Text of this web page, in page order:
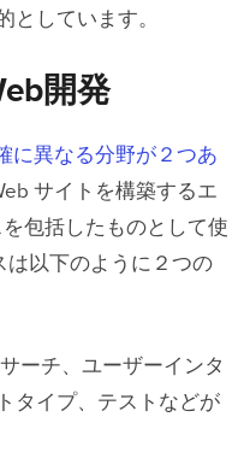
めの3つのス
手する
作成する
メンターシップ
としています。
開発
に異なる分野が２つあ
サイトを構築するエ
包括したものとして使
は以下のように２つの
ーチ、ユーザーインタ
タイプ、テストなどが